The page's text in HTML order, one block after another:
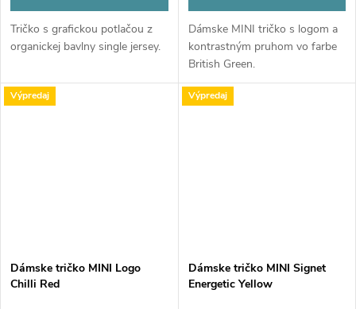
Tričko s grafickou potlačou z
organickej bavlny single jersey.
Dámske MINI tričko s logom a
kontrastným pruhom vo farbe
British Green.
Výpredaj
Dámske tričko MINI Logo
Chilli Red
Výpredaj
Dámske tričko MINI Signet
Energetic Yellow